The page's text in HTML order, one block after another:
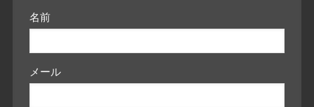
名前
メール